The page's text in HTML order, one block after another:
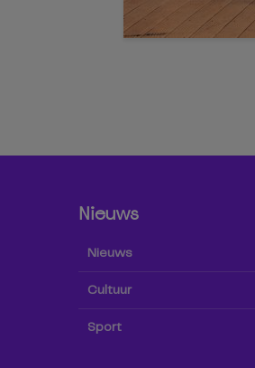
Nieuws
Nieuws
Cultuur
Sport